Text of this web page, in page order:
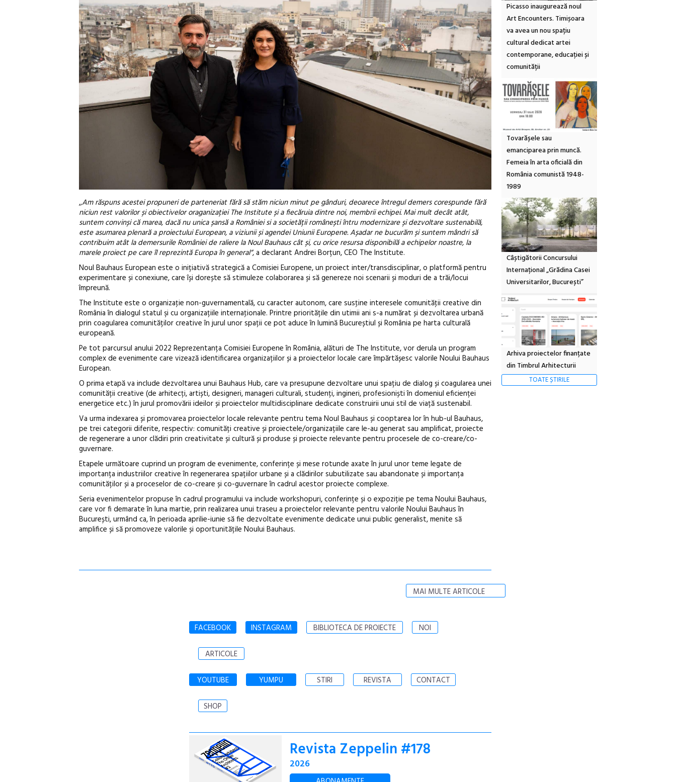
,,Am răspuns acestei propuneri de parteneriat fără să stăm niciun minut pe gânduri, deoarece întregul demers corespunde fără
niciun rest valorilor și obiectivelor oraganizației The Institute și a fiecăruia dintre noi, membrii echipei. Mai mult decât atât,
suntem convinși că marea, dacă nu unica șansă a României si a societății românești întru modernizare și dezvoltare sustenabilă,
este asumarea plenară a proiectului European, a viziunii și agendei Uniunii Europene. Așadar ne bucurăm și suntem mândri să
contribuim atât la demersurile României de raliere la Noul Bauhaus cât și, cu orice resursa disponibilă a echipelor noastre, la
marele proiect pe care îl reprezintă Europa în general“, a declarant Andrei Borțun, CEO The Institute.
Noul Bauhaus European este o inițiativă strategică a Comisiei Europene, un proiect inter/transdisciplinar, o platformă pentru
experimentare și conexiune, care își dorește să stimuleze colaborarea și să genereze noi scenarii și moduri de a trăi/locui
împreună.
The Institute este o organizaţie non-guvernamentală, cu caracter autonom, care susţine interesele comunităţii creative din
România în dialogul statul şi cu organizațiile internaţionale. Printre prioritățile din utimii ani s-a numărat și dezvoltarea urbană
prin coagularea comunităților creative în jurul unor spații ce pot aduce în lumină Bucureștiul și România pe harta culturală
europeană.
Pe tot parcursul anului 2022 Reprezentanța Comisiei Europene în România, alături de The Institute, vor derula un program
complex de evenimente care vizează identificarea organizațiilor și a proiectelor locale care împărtășesc valorile Noului Bauhaus
European.
O prima etapă va include dezvoltarea unui Bauhaus Hub, care va presupune dezvoltare unui spațiu de dialog și coagularea unei
comunității creative (de arhitecți, artiști, designeri, manageri culturali, studenți, ingineri, profesioniști în domeniul eficienței
energetice etc.) în jurul promovării ideilor și proiectelor multidisciplinare dedicate construirii unui stil de viață sustenabil.
Va urma indexarea și promovarea proiectelor locale relevante pentru tema Noul Bauhaus și cooptarea lor în hub-ul Bauhaus,
pe trei categorii diferite, respectiv: comunități creative și proiectele/organizațiile care le-au generat sau amplificat, proiecte
de regenerare a unor clădiri prin creativitate și cultură și produse și proiecte relevante pentru procesele de co-creare/co-
guvernare.
Etapele următoare cuprind un program de evenimente, conferințe și mese rotunde axate în jurul unor teme legate de
importanța industriilor creative în regenerarea spațiilor urbane și a clădirilor subutilizate sau abandonate și importanța
comunităților și a proceselor de co-creare și co-guvernare în cadrul acestor proiecte complexe.
Seria evenimentelor propuse în cadrul programului va include workshopuri, conferințe și o expoziție pe tema Noului Bauhaus,
care vor fi demarate în luna martie, prin realizarea unui traseu a proiectelor relevante pentru valorile Noului Bauhaus în
București, urmând ca, în perioada aprilie-iunie să fie dezvoltate evenimente dedicate unui public generalist, menite să
amplifice și să promoveze valorile și oportunitățile Noului Bauhaus.
MAI MULTE ARTICOLE
Picasso inaugurează noul
Art Encounters. Timișoara
va avea un nou spațiu
cultural dedicat artei
contemporane, educației și
comunității
Tovarășele sau
emanciparea prin muncă.
Femeia în arta oficială din
România comunistă 1948-
1989
Câștigătorii Concursului
Internațional „Grădina Casei
Universitarilor, București”
Arhiva proiectelor finanțate
din Timbrul Arhitecturii
TOATE ȘTIRILE
FACEBOOK INSTAGRAM BIBLIOTECA DE PROIECTE NOI
ARTICOLE
YOUTUBE YUMPU STIRI REVISTA CONTACT
SHOP
Revista Zeppelin #178
2026